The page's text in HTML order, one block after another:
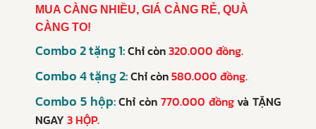
MUA CÀNG NHIỀU, GIÁ CÀNG RẺ, QUÀ
CÀNG TO!
Combo 2 tặng 1:Chỉ còn320.000 đồng.
Combo 4 tặng 2:Chỉ còn580.000 đồng.
Combo 5 hộp:Chỉ còn 770.000 đồngvà TẶNG
NGAY 3 HỘP.